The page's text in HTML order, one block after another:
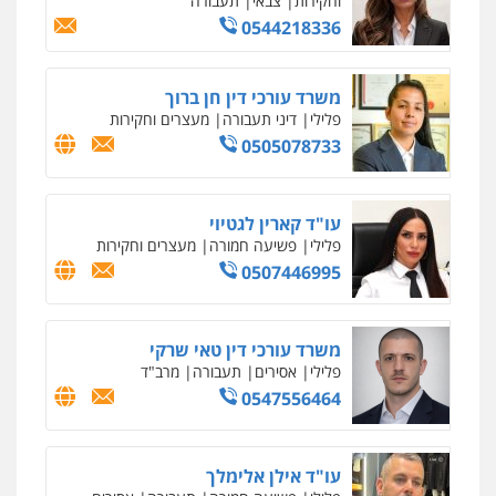
0547780927
עו"ד אסף גונן
פלילי פשע חמור תעבורה צבא מעצרים
וחקירות
0542255161
גל דהן – משרד עורך דין פלילי
פלילי פשיעה חמורה סמים מעצרים
וחקירות
0544723840
עו"ד ראוף נג'אר
פלילי עורכי דין לענייני אסירים מעצרים
סמים רכוש
0548009246
דוד אפרים משרד עורכי דין